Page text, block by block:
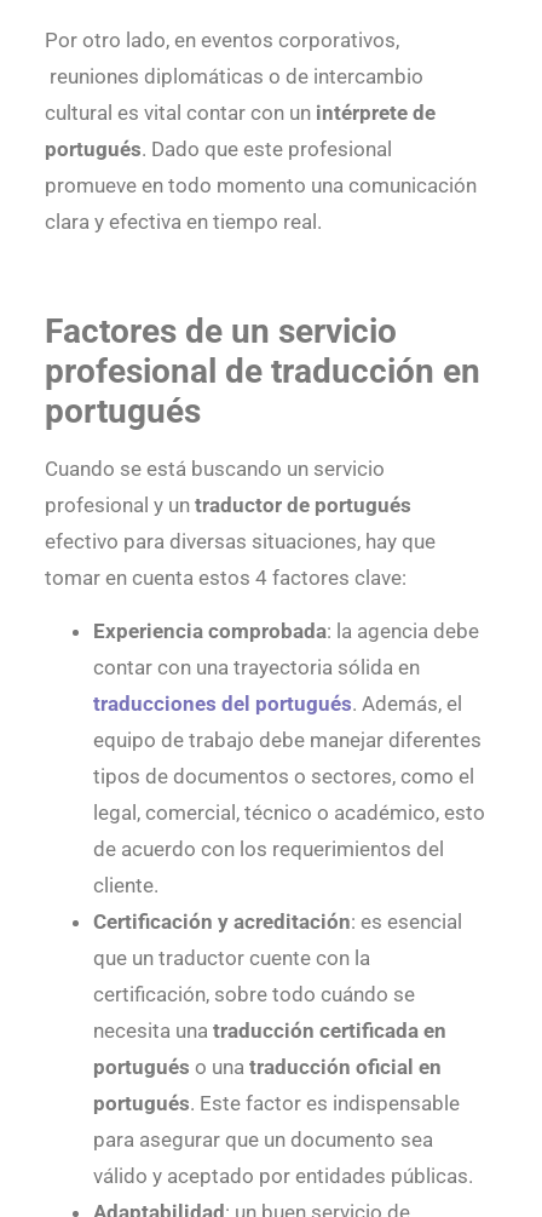
Por otro lado, en eventos corporativos,
reuniones diplomáticas o de intercambio
cultural es vital contar con un intérprete de
portugués. Dado que este profesional
promueve en todo momento una comunicación
clara y efectiva en tiempo real.
Factores de un servicio
profesional de traducción en
portugués
Cuando se está buscando un servicio
profesional y un traductor de portugués
efectivo para diversas situaciones, hay que
tomar en cuenta estos 4 factores clave:
Experiencia comprobada: la agencia debe
contar con una trayectoria sólida en
traducciones del portugués. Además, el
equipo de trabajo debe manejar diferentes
tipos de documentos o sectores, como el
legal, comercial, técnico o académico, esto
de acuerdo con los requerimientos del
cliente.
Certificación y acreditación: es esencial
que un traductor cuente con la
certificación, sobre todo cuándo se
necesita una traducción certificada en
portugués o una traducción oficial en
portugués. Este factor es indispensable
para asegurar que un documento sea
válido y aceptado por entidades públicas.
Adaptabilidad: un buen servicio de